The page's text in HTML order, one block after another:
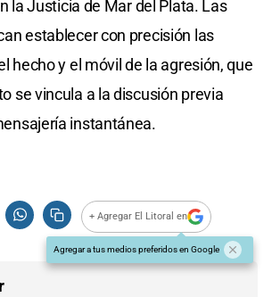
la Justicia de Mar del Plata. Las
establecer con precisión las
hecho y el móvil de la agresión, que
se vincula a la discusión previa
instantánea.
+ Agregar El Litoral en
Agregar a tus medios preferidos en Google